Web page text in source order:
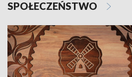
SPOŁECZEŃSTWO